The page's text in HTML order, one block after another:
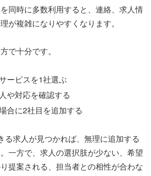
同時に多数利用すると、連絡、求人情
が複雑になりやすくなります。
で十分です。
ービスを1社選ぶ
や対応を確認する
合に2社目を追加する
る求人が見つかれば、無理に追加する
一方で、求人の選択肢が少ない、希望
提案される、担当者との相性が合わな